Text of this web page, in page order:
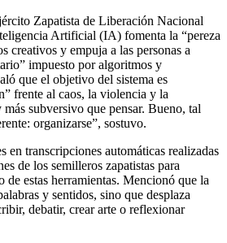
Zapatista de Liberación Nacional
Artificial (IA) fomenta la “pereza
creativos y empuja a las personas a
impuesto por algoritmos y
que el objetivo del sistema es
frente al caos, la violencia y la
subversivo que pensar. Bueno, tal
organizarse”, sostuvo.
en transcripciones automáticas realizadas
de los semilleros zapatistas para
de estas herramientas. Mencionó que la
y sentidos, sino que desplaza
debatir, crear arte o reflexionar